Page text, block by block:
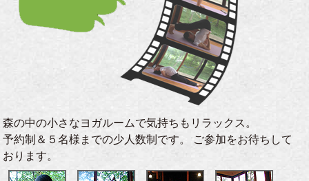
森の中の小さなヨガルームで気持ちもリラックス。
予約制＆５名様までの少人数制です。
ご参加をお待ちして
おります。